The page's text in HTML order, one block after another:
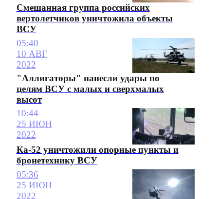
Смешанная группа российских
вертолетчиков уничтожила объекты
ВСУ
05:40
10 АВГ
2022
"Аллигаторы" нанесли удары по
целям ВСУ с малых и сверхмалых
высот
10:44
25 ИЮН
2022
Ка-52 уничтожили опорные пункты и
бронетехнику ВСУ
05:36
25 ИЮН
2022